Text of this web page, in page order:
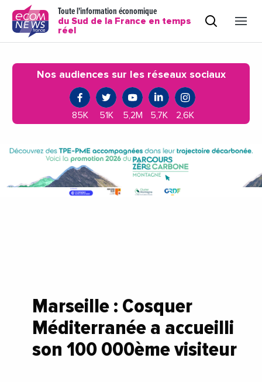
Toute l'information économique
du Sud de la France en temps
réel
Nos audiences sur les réseaux sociaux
85K 51K 5,2M 5,7K 2,6K
Marseille : Cosquer
Méditerranée a accueilli
son 100 000ème visiteur